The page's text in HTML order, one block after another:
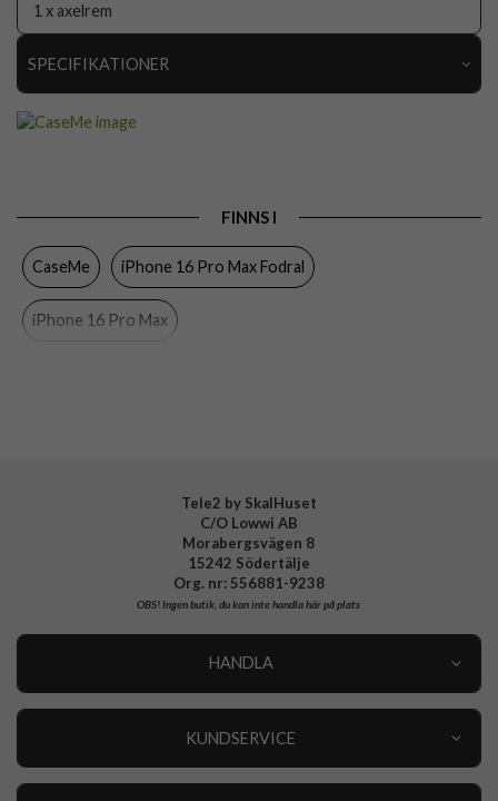
1 x axelrem
SPECIFIKATIONER
Dragkedja, Kortfack, RFID-skydd,
Färg
Material
FINNS I
CaseMe iPhone 16 Pro Max Fodral
iPhone 16 Pro Max
Tele2 by SkalHuset
C/O Lowwi AB
Morabergsvägen 8
15242 Södertälje
Org. nr: 556881-9238
OBS!Ingen butik, du kan inte handla här på plats
HANDLA
KUNDSERVICE